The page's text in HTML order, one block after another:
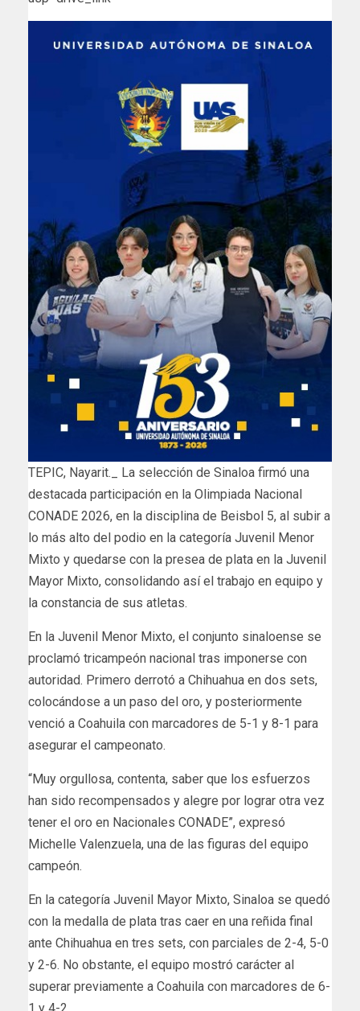
TEPIC, Nayarit._ La selección de Sinaloa firmó una
destacada participación en la Olimpiada Nacional
CONADE 2026, en la disciplina de Beisbol 5, al subir a
lo más alto del podio en la categoría Juvenil Menor
Mixto y quedarse con la presea de plata en la Juvenil
Mayor Mixto, consolidando así el trabajo en equipo y
la constancia de sus atletas.
En la Juvenil Menor Mixto, el conjunto sinaloense se
proclamó tricampeón nacional tras imponerse con
autoridad. Primero derrotó a Chihuahua en dos sets,
colocándose a un paso del oro, y posteriormente
venció a Coahuila con marcadores de 5-1 y 8-1 para
asegurar el campeonato.
“Muy orgullosa, contenta, saber que los esfuerzos
han sido recompensados y alegre por lograr otra vez
tener el oro en Nacionales CONADE”, expresó
Michelle Valenzuela, una de las figuras del equipo
campeón.
En la categoría Juvenil Mayor Mixto, Sinaloa se quedó
con la medalla de plata tras caer en una reñida final
ante Chihuahua en tres sets, con parciales de 2-4, 5-0
y 2-6. No obstante, el equipo mostró carácter al
superar previamente a Coahuila con marcadores de 6-